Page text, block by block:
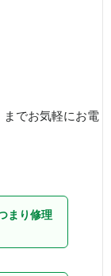
までお気軽にお電
まり修理